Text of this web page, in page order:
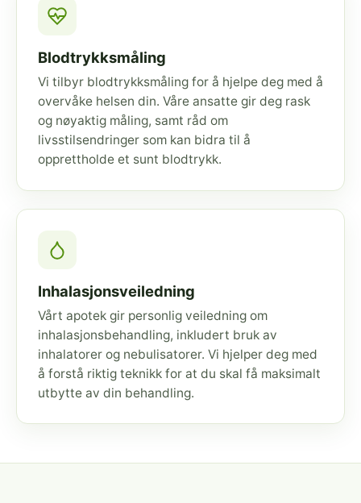
Blodtrykksmåling
Vi tilbyr blodtrykksmåling for å hjelpe deg med å
overvåke helsen din. Våre ansatte gir deg rask
og nøyaktig måling, samt råd om
livsstilsendringer som kan bidra til å
opprettholde et sunt blodtrykk.
Inhalasjonsveiledning
Vårt apotek gir personlig veiledning om
inhalasjonsbehandling, inkludert bruk av
inhalatorer og nebulisatorer. Vi hjelper deg med
å forstå riktig teknikk for at du skal få maksimalt
utbytte av din behandling.